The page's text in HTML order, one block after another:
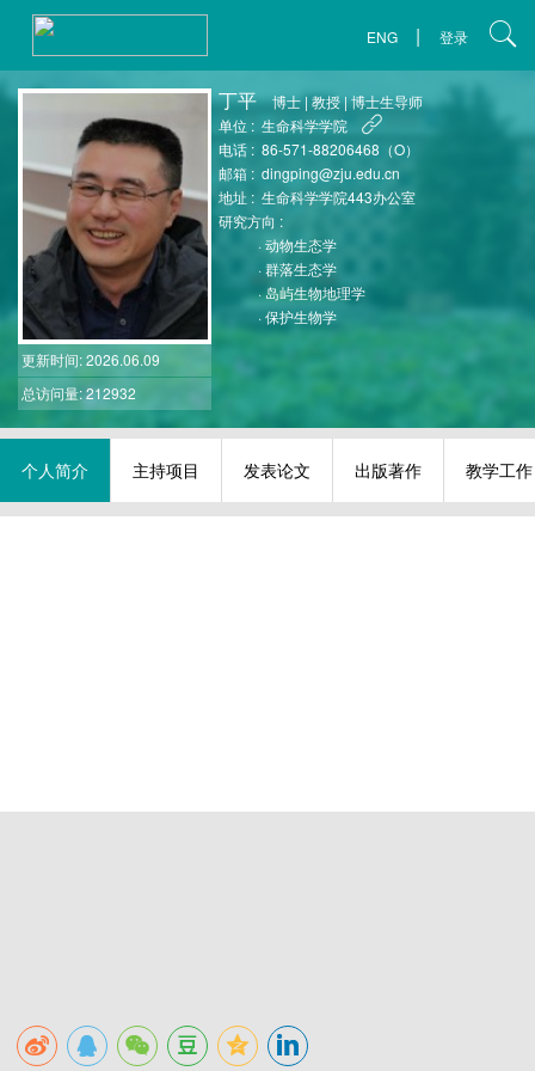
ENG | 登录
更新时间: 2026.06.09
总访问量: 212932
丁平 博士 |教授|博士生导师
单位 : 生命科学学院
电话 : 86-571-88206468（O）
邮箱 : dingping@zju.edu.cn
地址 : 生命科学学院443办公室
研究方向 :
·动物生态学
·群落生态学
· 岛屿生物地理学
·保护生物学
个人简介 主持项目 发表论文 出版著作 教学工作